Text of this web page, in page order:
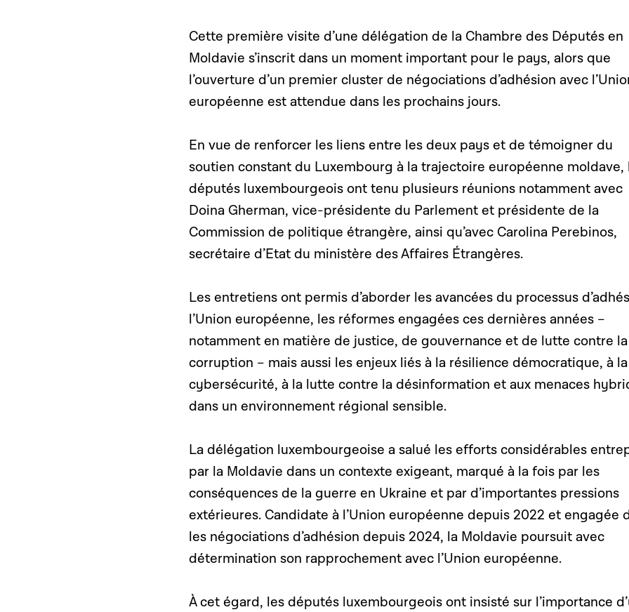
Cette première visite d’une délégation de la Chambre des Députés en
Moldavie s’inscrit dans un moment important pour le pays, alors que
l’ouverture d’un premier cluster de négociations d’adhésion avec
européenne est attendue dans les prochains jours.
En vue de renforcer les liens entre les deux pays et de témoigner du
soutien constant du Luxembourg à la trajectoire européenne moldave,
députés luxembourgeois ont tenu plusieurs réunions notamment avec
Doina Gherman, vice-présidente du Parlement et présidente de la
Commission de politique étrangère, ainsi qu’avec Carolina Perebinos,
secrétaire d’Etat du ministère des Affaires Étrangères.
Les entretiens ont permis d’aborder les avancées du processus
l’Union européenne, les réformes engagées ces dernières années –
notamment en matière de justice, de gouvernance et de lutte contre la
corruption – mais aussi les enjeux liés à la résilience démocratique, à la
cybersécurité, à la lutte contre la désinformation et aux menaces
dans un environnement régional sensible.
La délégation luxembourgeoise a salué les efforts considérables
par la Moldavie dans un contexte exigeant, marqué à la fois par les
conséquences de la guerre en Ukraine et par d’importantes pressions
extérieures. Candidate à l’Union européenne depuis 2022 et engagée
les négociations d’adhésion depuis 2024, la Moldavie poursuit avec
détermination son rapprochement avec l’Union européenne.
À cet égard, les députés luxembourgeois ont insisté sur l’importance